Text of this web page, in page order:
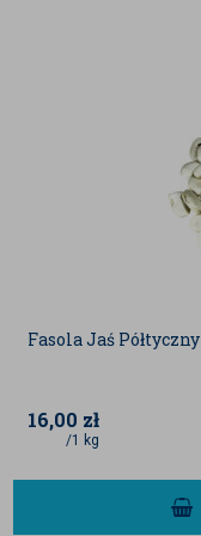
Fasola Jaś Półtyczny
16,00 zł
/1 kg